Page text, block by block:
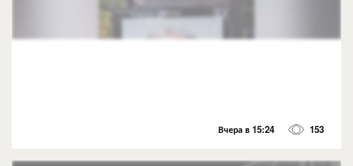
Вчера в 15:24 153